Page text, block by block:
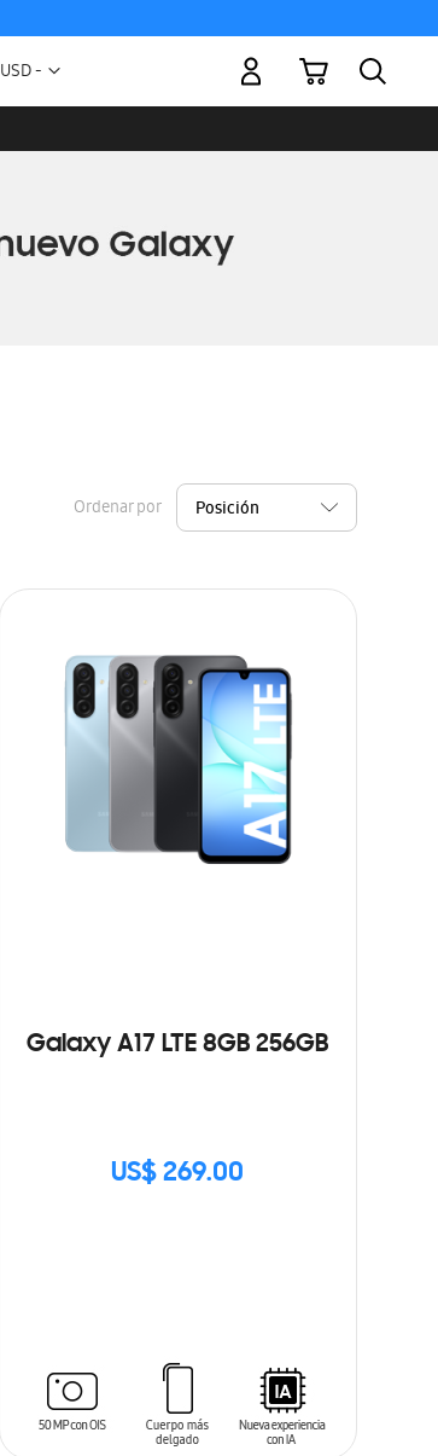
Moneda
USD -
Mi carrito
Ordenar por
Galaxy A17 LTE 8GB 256GB
US$ 269.00